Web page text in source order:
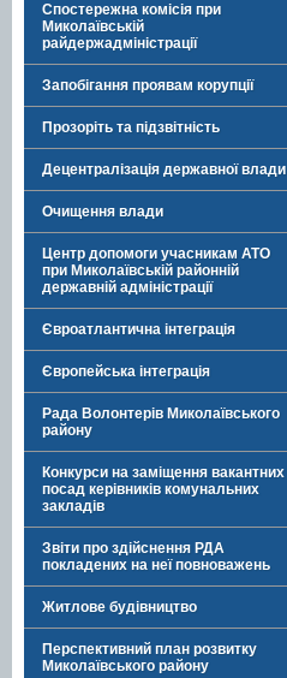
Спостережна комісія при
Миколаївській
райдержадміністрації
Запобігання проявам корупції
Прозоріть та підзвітність
Децентралізація державної влади
Очищення влади
Центр допомоги учасникам АТО
при Миколаївській районній
державній адміністрації
Євроатлантична інтеграція
Європейська інтеграція
Рада Волонтерів Миколаївського
району
Конкурси на заміщення вакантних
посад керівників комунальних
закладів
Звіти про здійснення РДА
покладених на неї повноважень
Житлове будівництво
Перспективний план розвитку
Миколаївського району